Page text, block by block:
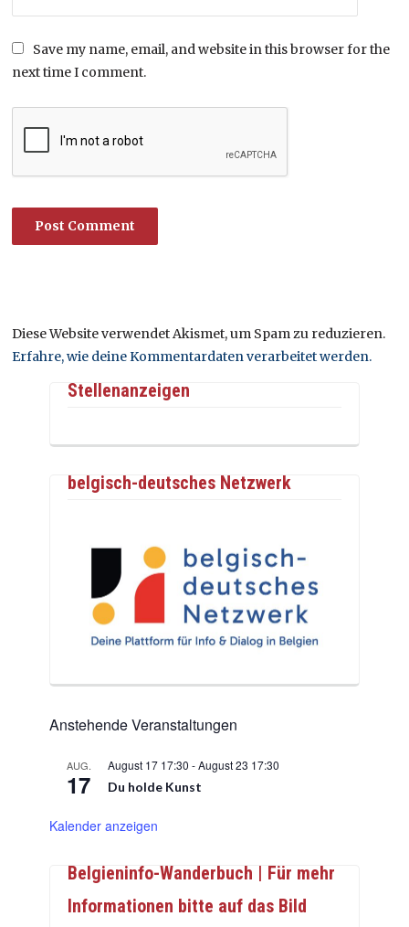
Save my name, email, and website in this browser for the
next time I comment.
Diese Website verwendet Akismet, um Spam zu reduzieren.
Erfahre, wie deine Kommentardaten verarbeitet werden.
Stellenanzeigen
belgisch-deutsches Netzwerk
Anstehende Veranstaltungen
AUG.
17
August 17 17:30 -August 23 17:30
Du holde Kunst
Kalender anzeigen
Belgieninfo-Wanderbuch | Für mehr
Informationen bitte auf das Bild